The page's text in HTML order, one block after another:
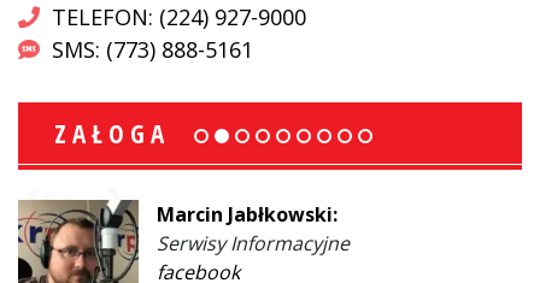
TELEFON: (224) 927-9000
SMS: (773) 888-5161
ZAŁOGA
Marcin Jabłkowski:
Serwisy Informacyjne
facebook